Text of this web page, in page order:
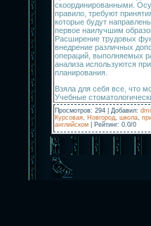
скоординированными.
правило, требуют
которые будут
первое наилучшим
Расширение трудовых
внедрение различных
операций, выполняемых
анализа используются
планирования.
Взяла для себя все, что
Учебные
Просмотров: 294 Добавил:
Курсовая
Новгород школа
английском
Рейтинг: 0.0/0